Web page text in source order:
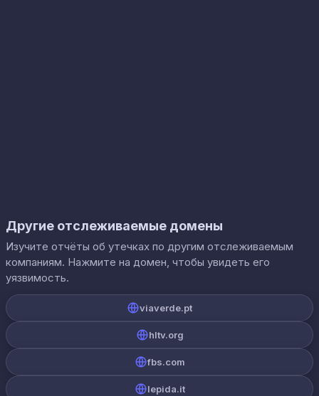
Другие отслеживаемые домены
Изучите отчёты об утечках по другим отслеживаемым
компаниям. Нажмите на домен, чтобы увидеть его
уязвимость.
viaverde.pt
hltv.org
fbs.com
lepida.it